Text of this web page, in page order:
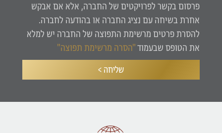
פרסום בקשר לפרויקטים של החברה, אלא אם אבקש
אחרת בשיחה עם נציג החברה או בהודעה לחברה.
להסרת פרטים מרשימת התפוצה של החברה יש למלא
את הטופס שבעמוד"הסרה מרשימת תפוצה"
שליחה >